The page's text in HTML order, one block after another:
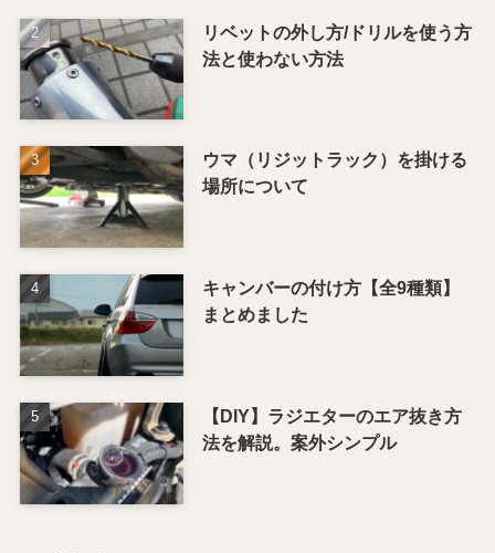
リベットの外し方/ドリルを使う方
法と使わない方法
ウマ（リジットラック）を掛ける
場所について
キャンバーの付け方【全9種類】
まとめました
【DIY】ラジエターのエア抜き方
法を解説。案外シンプル